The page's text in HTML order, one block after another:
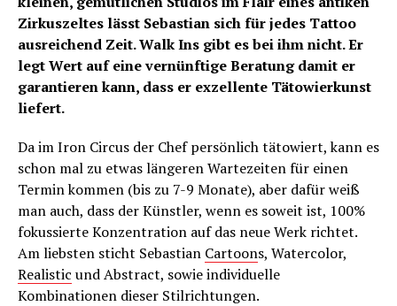
Zirkuszeltes lässt Sebastian sich für jedes Tattoo
ausreichend Zeit. Walk Ins gibt es bei ihm nicht. Er
legt Wert auf eine vernünftige Beratung damit er
garantieren kann, dass er exzellente Tätowierkunst
liefert.
Da im Iron Circus der Chef persönlich tätowiert, kann es
schon mal zu etwas längeren Wartezeiten für einen
Termin kommen (bis zu 7-9 Monate), aber dafür weiß
man auch, dass der Künstler, wenn es soweit ist, 100%
fokussierte Konzentration auf das neue Werk richtet.
Am liebsten sticht Sebastian Cartoons, Watercolor,
Realistic und Abstract, sowie individuelle
Kombinationen dieser Stilrichtungen.